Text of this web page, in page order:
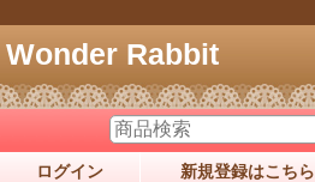
Wonder Rabbit
ログイン 新規登録はこちら